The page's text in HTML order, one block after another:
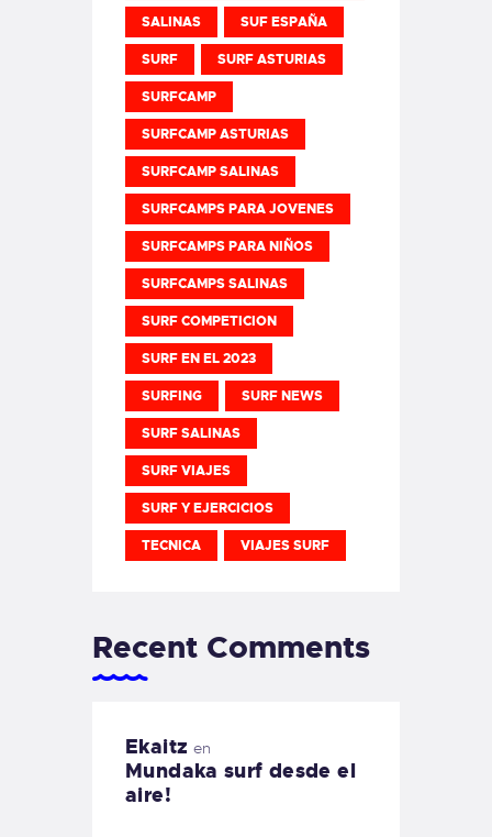
SALINAS SUF ESPAÑA
SURF SURF ASTURIAS
SURFCAMP
SURFCAMP ASTURIAS
SURFCAMP SALINAS
SURFCAMPS PARA JOVENES
SURFCAMPS PARA NIÑOS
SURFCAMPS SALINAS
SURF COMPETICION
SURF EN EL 2023
SURFING SURF NEWS
SURF SALINAS
SURF VIAJES
SURF Y EJERCICIOS
TECNICA VIAJES SURF
Recent Comments
Ekaitz en
Mundaka surf desde el
aire!